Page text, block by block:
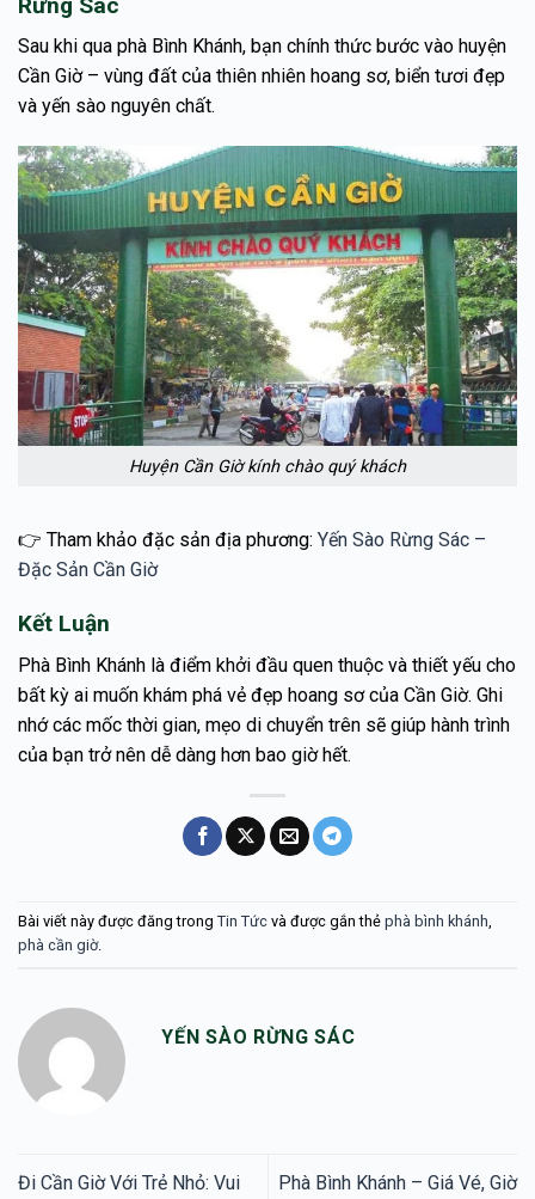
Sau khi qua phà Bình Khánh, bạn chính thức bước vào huyện
Cần Giờ – vùng đất của thiên nhiên hoang sơ, biển tươi đẹp
và yến sào nguyên chất.
Huyện Cần Giờ kính chào quý khách
👉 Tham khảo đặc sản địa phương: Yến Sào Rừng Sác –
Đặc Sản Cần Giờ
Kết Luận
Phà Bình Khánh là điểm khởi đầu quen thuộc và thiết yếu cho
bất kỳ ai muốn khám phá vẻ đẹp hoang sơ của Cần Giờ. Ghi
nhớ các mốc thời gian, mẹo di chuyển trên sẽ giúp hành trình
của bạn trở nên dễ dàng hơn bao giờ hết.
Bài viết này được đăng trong Tin Tức và được gắn thẻ phà bình khánh,
phà cần giờ.
YẾN SÀO RỪNG SÁC
Đi Cần Giờ Với Trẻ Nhỏ: Vui
Phà Bình Khánh – Giá Vé, Giờ